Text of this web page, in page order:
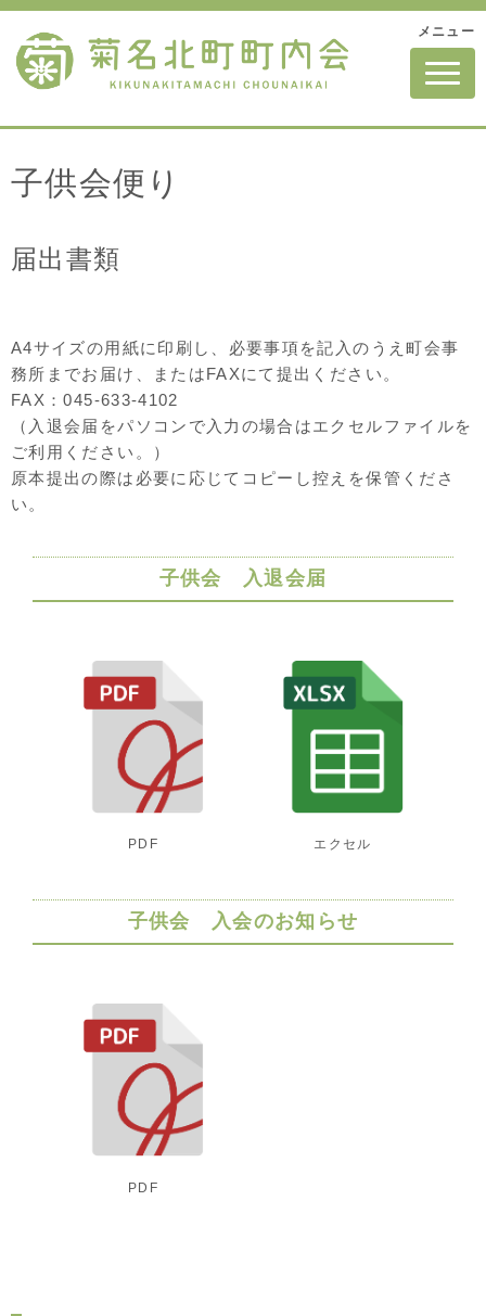
メニュー
N
a
v
子供会便り
届出書類
A4サイズの用紙に印刷し、必要事項を記入のうえ町会事
務所までお届け、またはFAXにて提出ください。
FAX：045-633-4102
（入退会届をパソコンで入力の場合はエクセルファイルを
ご利用ください。）
原本提出の際は必要に応じてコピーし控えを保管くださ
い。
子供会 入退会届
PDF エクセル
子供会 入会のお知らせ
PDF